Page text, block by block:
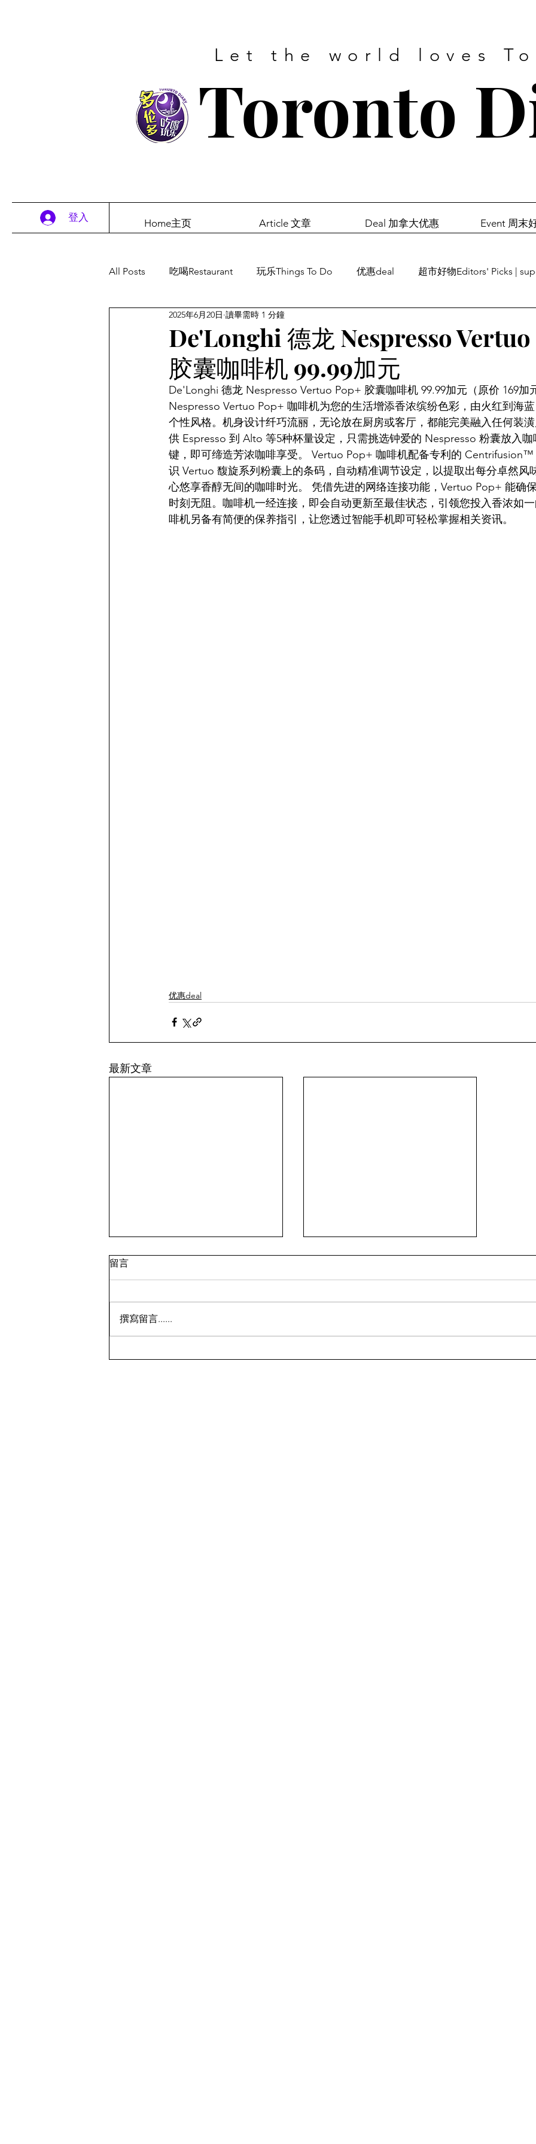
Let the world loves
Toronto
登入 Home主页 Article 文章 Deal 加拿大优惠 Event 周末
All Posts 吃喝Restaurant 玩乐Things To Do 优惠deal 超市好物Editors' Picks |
餐厅优惠Restaurant's Deals 潮流others
De'Longhi 德龙 Nespresso
胶囊咖啡机 99.99加元
2025年6月20日 讀畢需時 1 分鐘
De'Longhi 德龙 Nespresso Vertuo Pop+ 胶囊咖啡机 99.99加元（原价 169加
Nespresso Vertuo Pop+ 咖啡机为您的生活增添香浓缤纷色彩，由火红到海
个性风格。机身设计纤巧流丽，无论放在厨房或客厅，都能完美融入任何装
供 Espresso 到 Alto 等5种杯量设定，只需挑选钟爱的 Nespresso 粉囊放入
键，即可缔造芳浓咖啡享受。 Vertuo Pop+ 咖啡机配备专利的
识 Vertuo 馥旋系列粉囊上的条码，自动精准调节设定，以提取出每分卓然风
心悠享香醇无间的咖啡时光。 凭借先进的网络连接功能，Vertuo Pop+ 能确
时刻无阻。咖啡机一经连接，即会自动更新至最佳状态，引领您投入香浓如
啡机另备有简便的保养指引，让您透过智能手机即可轻松掌握相关资讯。
优惠deal
最新文章
留言
撰寫留言......